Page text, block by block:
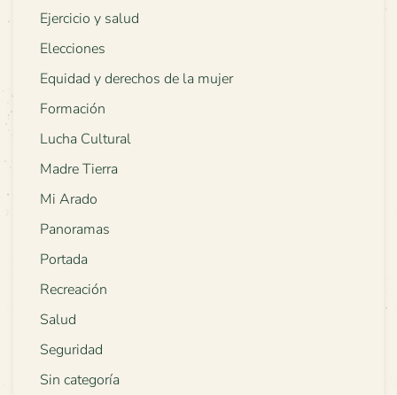
Ejercicio y salud
Elecciones
Equidad y derechos de la mujer
Formación
Lucha Cultural
Madre Tierra
Mi Arado
Panoramas
Portada
Recreación
Salud
Seguridad
Sin categoría